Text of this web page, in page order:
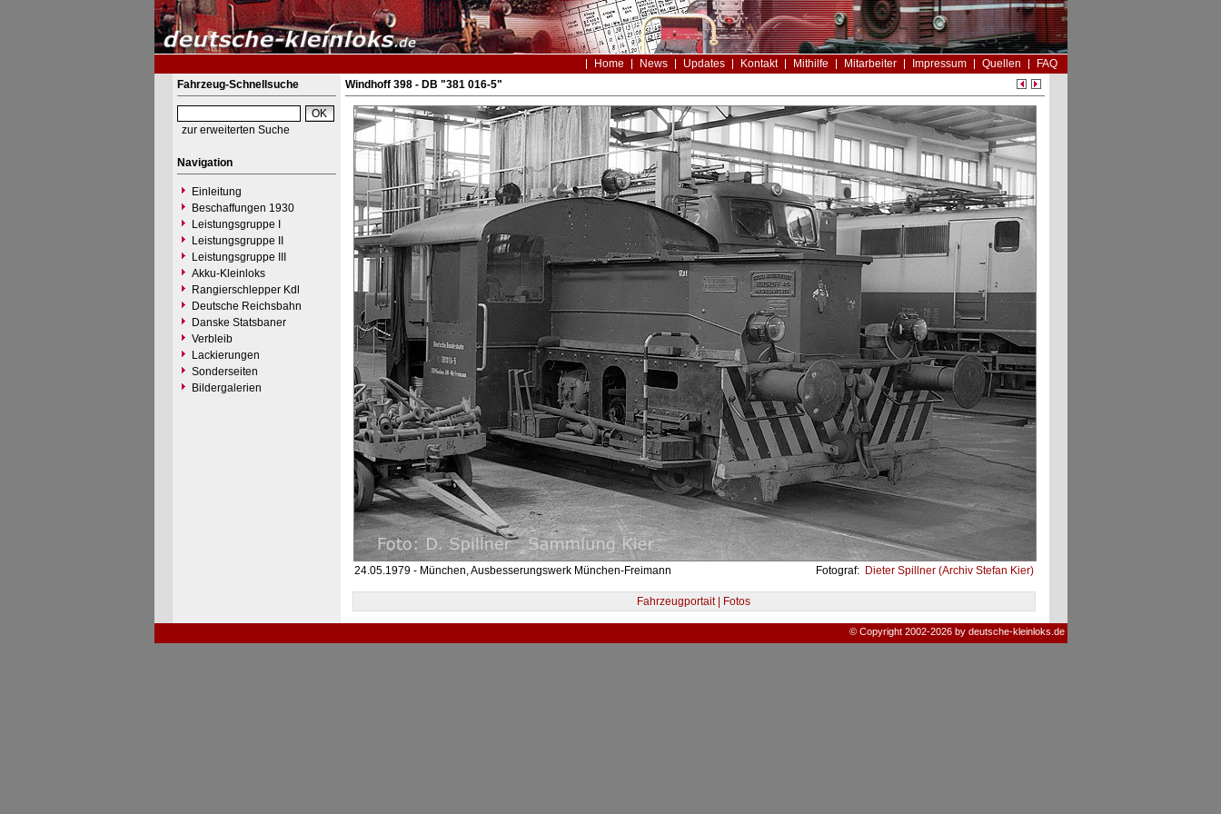
Home News Updates Kontakt Mithilfe Mitarbeiter Impressum Quellen
FAQ
Fahrzeug-Schnellsuche
zur erweiterten Suche
Navigation
Einleitung
Beschaffungen 1930
Leistungsgruppe I
Leistungsgruppe II
Leistungsgruppe III
Akku-Kleinloks
Rangierschlepper Kdl
Deutsche Reichsbahn
Danske Statsbaner
Verbleib
Lackierungen
Sonderseiten
Bildergalerien
Windhoff 398 - DB "381 016-5"
24.05.1979 - München, Ausbesserungswerk München-Freimann Fotograf: Dieter Spillner (Archiv Stefan Kier)
Fahrzeugportait | Fotos
© Copyright 2002-2026 by deutsche-kleinloks.de